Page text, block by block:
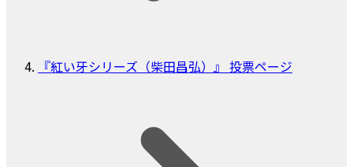
『紅い牙シリーズ（柴田昌弘）』 投票ページ